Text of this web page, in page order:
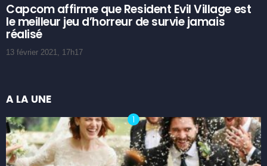
Capcom affirme que Resident Evil Village est
le meilleur jeu d’horreur de survie jamais
réalisé
13 février 2021, 17h17
A LA UNE